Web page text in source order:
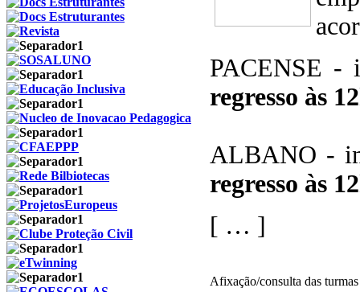
PACENSE -
regresso às
ALBANO -
regresso às
[ … ]
Afixação/consulta das